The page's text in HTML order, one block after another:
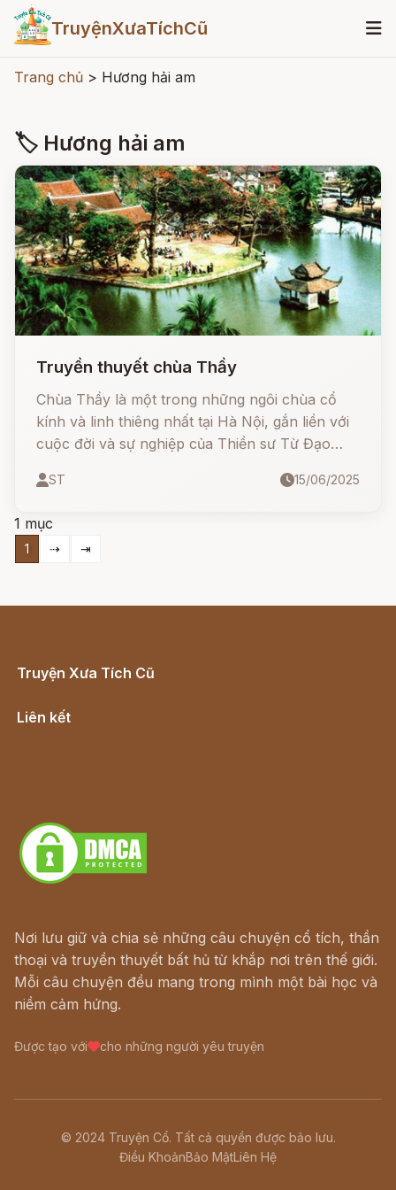
TruyệnXưaTíchCũ
Trang chủ > Hương hải am
🏷 Hương hải am
Truyền thuyết chùa Thầy
Chùa Thầy là một trong những ngôi chùa cổ
kính và linh thiêng nhất tại Hà Nội, gắn liền với
cuộc đời và sự nghiệp của Thiền sư Từ Đạo
công lao cho nhân dân và Phật giáo Việt Nam.
ST 15/06/2025
1 mục
1 ⇢ ⇥
Truyện Xưa Tích Cũ
Liên kết
Nơi lưu giữ và chia sẻ những câu chuyện cổ tích, thần
thoại và truyền thuyết bất hủ từ khắp nơi trên thế giới.
Mỗi câu chuyện đều mang trong mình một bài học và
niềm cảm hứng.
Được tạo với cho những người yêu truyện
© 2024 Truyện Cổ. Tất cả quyền được bảo lưu.
Điều KhoảnBảo MậtLiên Hệ